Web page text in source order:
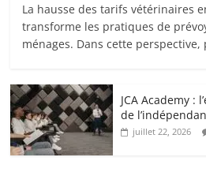
La hausse des tarifs vétérinaires
transforme les pratiques de
ménages. Dans cette perspective,
JCA Academy :
de
juillet 22, 2026